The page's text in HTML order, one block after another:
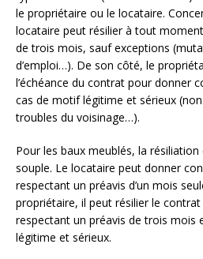
le propriétaire ou le locataire.
locataire peut résilier à tout
de trois mois, sauf exceptions
d’emploi…). De son côté, le
l’échéance du contrat pour donner
cas de motif légitime et sérieux
troubles du voisinage…).
Pour les baux meublés, la
souple. Le locataire peut donner
respectant un préavis d’un mois
propriétaire, il peut résilier le contrat
respectant un préavis de trois mois
légitime et sérieux.